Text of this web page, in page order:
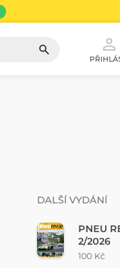
DALŠÍ VYDÁNÍ
PNEU
2/2026
100 Kč